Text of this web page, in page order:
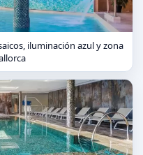
iluminación azul y zona